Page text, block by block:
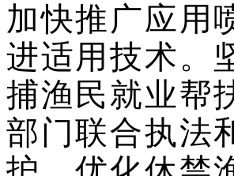
加快推广应用
进适用技术。
捕渔民就业帮
部门联合执法